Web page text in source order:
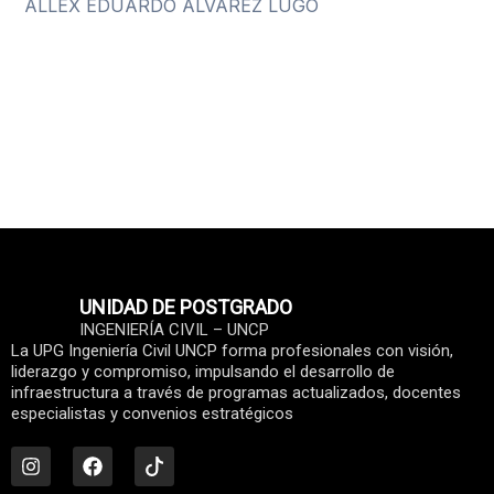
ALLEX EDUARDO ALVAREZ LUGO
UNIDAD DE POSTGRADO
INGENIERÍA CIVIL – UNCP
La UPG Ingeniería Civil UNCP forma profesionales con visión,
liderazgo y compromiso, impulsando el desarrollo de
infraestructura a través de programas actualizados, docentes
especialistas y convenios estratégicos
n
s
a
c